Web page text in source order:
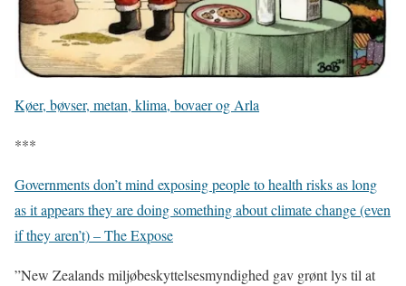
Køer, bøvser, metan, klima, bovaer og Arla
***
Governments don’t mind exposing people to health risks as long
as it appears they are doing something about climate change (even
if they aren’t) – The Expose
”New Zealands miljøbeskyttelsesmyndighed gav grønt lys til at